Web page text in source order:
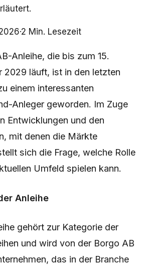
·2 Min. Lesezeit
Anleihe, die bis zum 15.
2029 läuft, ist in den letzten
einem interessanten
Anleger geworden. Im Zuge
Entwicklungen und den
mit denen die Märkte
sich die Frage, welche Rolle
Umfeld spielen kann.
Anleihe
gehört zur Kategorie der
und wird von der Borgo AB
das in der Branche